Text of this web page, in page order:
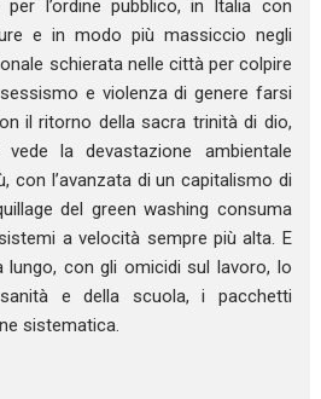
per l’ordine pubblico, in Italia con
e in modo più massiccio negli
schierata nelle città per colpire
e violenza di genere farsi
il ritorno della sacra trinità di dio,
la devastazione ambientale
con l’avanzata di un capitalismo di
del green washing consuma
a velocità sempre più alta. E
lungo, con gli omicidi sul lavoro, lo
e della scuola, i pacchetti
sistematica.